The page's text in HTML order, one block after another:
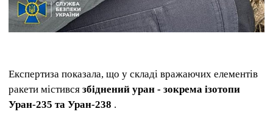
Експертиза показала, що у складі вражаючих елементів
ракети містився збіднений уран - зокрема ізотопи
Уран-235 та Уран-238 .